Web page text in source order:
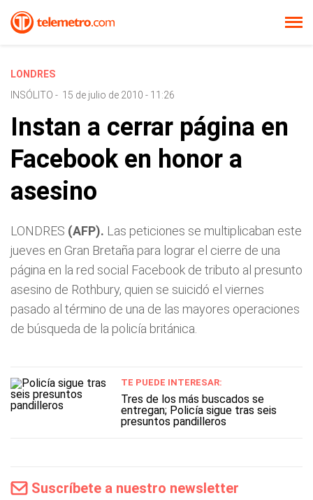
LONDRES
INSÓLITO - 15 de julio de 2010 - 11:26
Instan a cerrar página en
Facebook en honor a
asesino
LONDRES (AFP). Las peticiones se multiplicaban este
jueves en Gran Bretaña para lograr el cierre de una
página en la red social Facebook de tributo al presunto
asesino de Rothbury, quien se suicidó el viernes
pasado al término de una de las mayores operaciones
de búsqueda de la policía británica.
TE PUEDE INTERESAR:
Tres de los más buscados se
entregan; Policía sigue tras seis
presuntos pandilleros
Suscríbete a nuestro newsletter